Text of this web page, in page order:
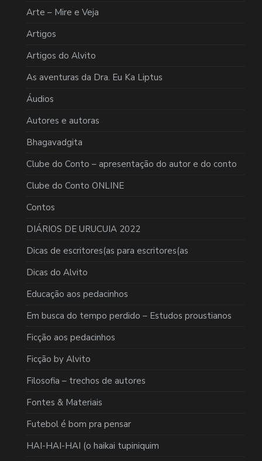
Arte – Mire e Veja
Artigos
Artigos do Alvito
As aventuras da Dra. Eu Ka Liptus
Áudios
Autores e autoras
Bhagavadgita
Clube do Conto – apresentação do autor e do conto
Clube do Conto ONLINE
Contos
DIÁRIOS DE URUCUIA 2022
Dicas de escritores(as para escritores(as
Dicas do Alvito
Educação aos pedacinhos
Em busca do tempo perdido – Estudos proustianos
Ficção aos pedacinhos
Ficção by Alvito
Filosofia – trechos de autores
Fontes & Materiais
Futebol é bom pra pensar
HAI-HAI-HAI (o haikai tupiniquim